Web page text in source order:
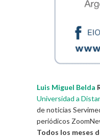
Luis Miguel Belda
Universidad a
de noticias
periódicos
Todos los meses